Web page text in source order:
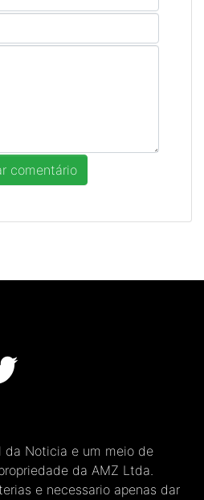
da Noticia e um meio de
da AMZ Ltda.
e necessario apenas dar